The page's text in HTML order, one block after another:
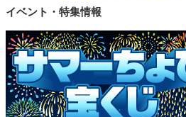
イベント・特集情報